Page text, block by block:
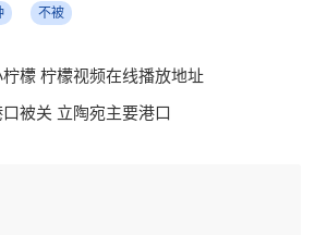
不被
檬 柠檬视频在线播放地址
被关 立陶宛主要港口